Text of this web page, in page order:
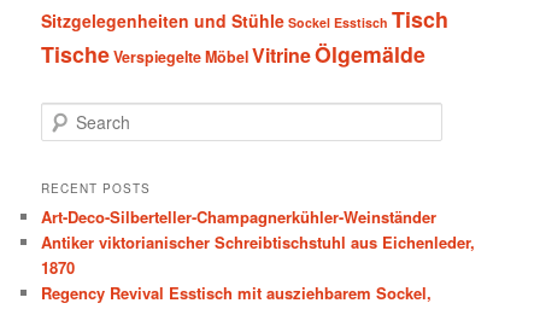
Sitzgelegenheiten und Stühle Sockel Esstisch Tisch
TischeVerspiegelte MöbelVitrineÖlgemälde
e
r
h
RECENT POSTS
Art-Deco-Silberteller-Champagnerkühler-Weinständer
Antiker viktorianischer Schreibtischstuhl aus Eichenleder,
1870
Regency Revival Esstisch mit ausziehbarem Sockel,